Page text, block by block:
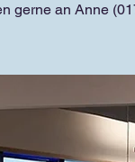
gerne an Anne